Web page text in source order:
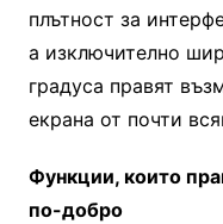
плътност за
а изключително
градуса правят
екрана от почти
Функции, които
по-добро